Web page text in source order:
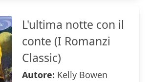
L'ultima notte con il
conte (I Romanzi
Classic)
Autore: Kelly Bowen